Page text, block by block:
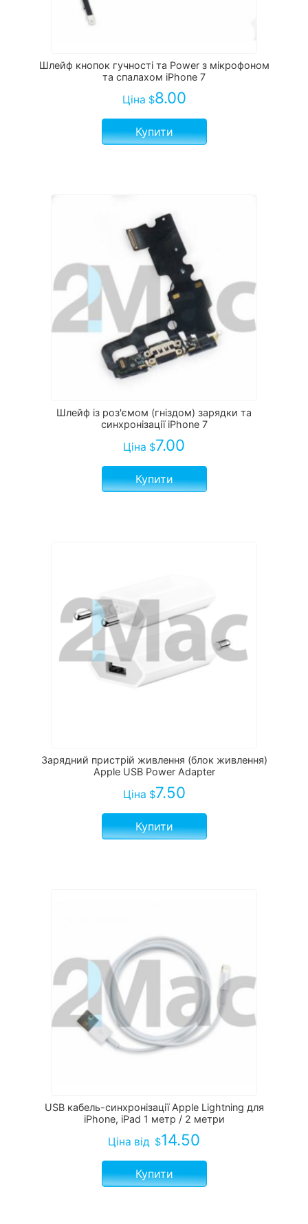
Шлейф кнопок гучності та Power з мікрофоном
та спалахом iPhone 7
Ціна $8.00
Купити
Шлейф із роз'ємом (гніздом) зарядки та
синхронізації iPhone 7
Ціна $7.00
Купити
Зарядний пристрій живлення (блок живлення)
Apple USB Power Adapter
Ціна $7.50
Купити
USB кабель-синхронізації Apple Lightning для
iPhone, iPad 1 метр / 2 метри
Ціна від $14.50
Купити